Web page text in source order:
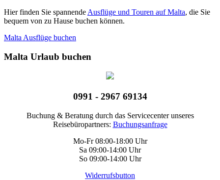
Hier finden Sie spannende Ausflüge und Touren auf Malta, die Sie
bequem von zu Hause buchen können.
Malta Ausflüge buchen
Malta Urlaub buchen
0991 - 2967 69134
Buchung & Beratung durch das Servicecenter unseres
Reisebüropartners: Buchungsanfrage
Mo-Fr 08:00-18:00 Uhr
Sa 09:00-14:00 Uhr
So 09:00-14:00 Uhr
Widerrufsbutton